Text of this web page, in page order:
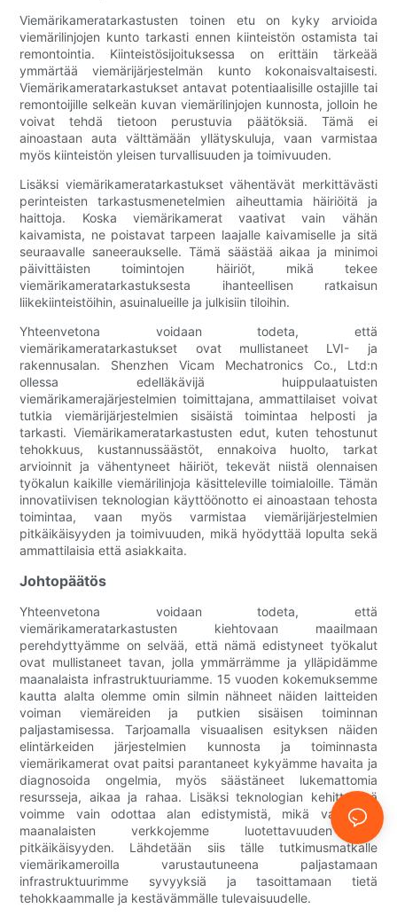
Viemärikameratarkastusten toinen etu on kyky arvioida
viemärilinjojen kunto tarkasti ennen kiinteistön ostamista tai
remontointia. Kiinteistösijoituksessa on erittäin tärkeää
ymmärtää viemärijärjestelmän kunto kokonaisvaltaisesti.
Viemärikameratarkastukset antavat potentiaalisille ostajille tai
remontoijille selkeän kuvan viemärilinjojen kunnosta, jolloin he
voivat tehdä tietoon perustuvia päätöksiä. Tämä ei
ainoastaan auta välttämään yllätyskuluja, vaan varmistaa
myös kiinteistön yleisen turvallisuuden ja toimivuuden.
Lisäksi viemärikameratarkastukset vähentävät merkittävästi
perinteisten tarkastusmenetelmien aiheuttamia häiriöitä ja
haittoja. Koska viemärikamerat vaativat vain vähän
kaivamista, ne poistavat tarpeen laajalle kaivamiselle ja sitä
seuraavalle saneeraukselle. Tämä säästää aikaa ja minimoi
päivittäisten toimintojen häiriöt, mikä tekee
viemärikameratarkastuksesta ihanteellisen ratkaisun
liikekiinteistöihin, asuinalueille ja julkisiin tiloihin.
Yhteenvetona voidaan todeta, että
viemärikameratarkastukset ovat mullistaneet LVI- ja
rakennusalan. Shenzhen Vicam Mechatronics Co., Ltd:n
ollessa edelläkävijä huippulaatuisten
viemärikamerajärjestelmien toimittajana, ammattilaiset voivat
tutkia viemärijärjestelmien sisäistä toimintaa helposti ja
tarkasti. Viemärikameratarkastusten edut, kuten tehostunut
tehokkuus, kustannussäästöt, ennakoiva huolto, tarkat
arvioinnit ja vähentyneet häiriöt, tekevät niistä olennaisen
työkalun kaikille viemärilinjoja käsitteleville toimialoille. Tämän
innovatiivisen teknologian käyttöönotto ei ainoastaan tehosta
toimintaa, vaan myös varmistaa viemärijärjestelmien
pitkäikäisyyden ja toimivuuden, mikä hyödyttää lopulta sekä
ammattilaisia että asiakkaita.
Johtopäätös
Yhteenvetona voidaan todeta, että
viemärikameratarkastusten kiehtovaan maailmaan
perehdyttyämme on selvää, että nämä edistyneet työkalut
ovat mullistaneet tavan, jolla ymmärrämme ja ylläpidämme
maanalaista infrastruktuuriamme. 15 vuoden kokemuksemme
kautta alalta olemme omin silmin nähneet näiden laitteiden
voiman viemäreiden ja putkien sisäisen toiminnan
paljastamisessa. Tarjoamalla visuaalisen esityksen näiden
elintärkeiden järjestelmien kunnosta ja toiminnasta
viemärikamerat ovat paitsi parantaneet kykyämme havaita ja
diagnosoida ongelmia, myös säästäneet lukemattomia
resursseja, aikaa ja rahaa. Lisäksi teknologian kehittyessä
voimme vain odottaa alan edistymistä, mikä varmistaa
maanalaisten verkkojemme luotettavuuden ja
pitkäikäisyyden. Lähdetään siis tälle tutkimusmatkalle
viemärikameroilla varustautuneena paljastamaan
infrastruktuurimme syvyyksiä ja tasoittamaan tietä
tehokkaammalle ja kestävämmälle tulevaisuudelle.